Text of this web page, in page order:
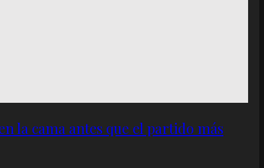
la cama antes que el partido más